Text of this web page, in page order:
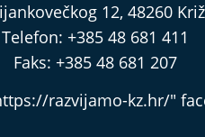
12, 48260
Telefon: +385 48 681 411
Faks: +385 48 681 207
razvijamo-kz.hr/"